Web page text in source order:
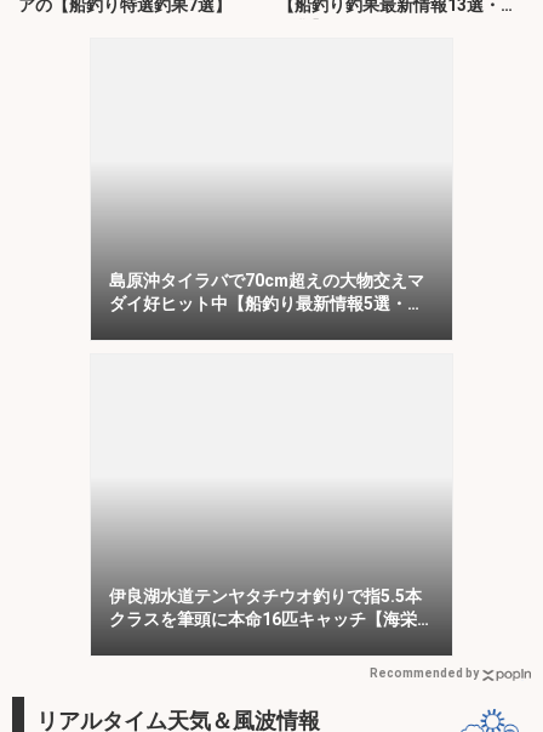
アの【船釣り特選釣果7選】
【船釣り釣果最新情報13選・玄
島原沖タイラバで70cm超えの大物交えマ
ダイ好ヒット中【船釣り最新情報5選・大
伊良湖水道テンヤタチウオ釣りで指5.5本
クラスを筆頭に本命16匹キャッチ【海栄
Recommended by
リアルタイム天気＆風波情報